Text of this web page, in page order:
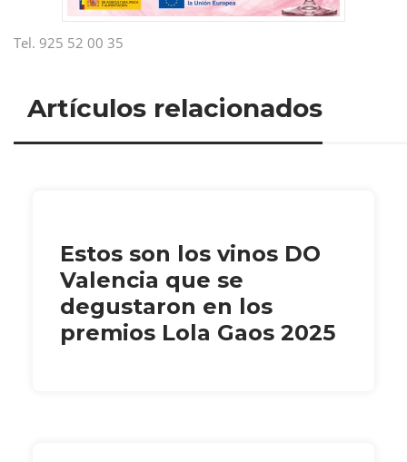
Tel. 925 52 00 35
Artículos relacionados
Estos son los vinos DO
Valencia que se
degustaron en los
premios Lola Gaos 2025